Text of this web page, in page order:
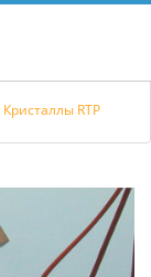
Кристаллы RTP